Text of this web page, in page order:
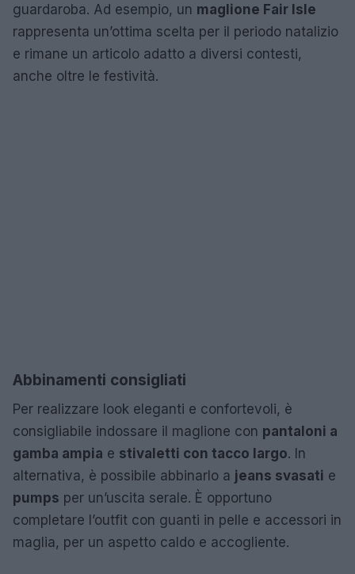
guardaroba. Ad esempio, un maglione Fair Isle
rappresenta un’ottima scelta per il periodo natalizio
e rimane un articolo adatto a diversi contesti,
anche oltre le festività.
Abbinamenti consigliati
Per realizzare look eleganti e confortevoli, è
consigliabile indossare il maglione con pantaloni a
gamba ampia e stivaletti con tacco largo. In
alternativa, è possibile abbinarlo a jeans svasati e
pumps per un’uscita serale. È opportuno
completare l’outfit con guanti in pelle e accessori in
maglia, per un aspetto caldo e accogliente.